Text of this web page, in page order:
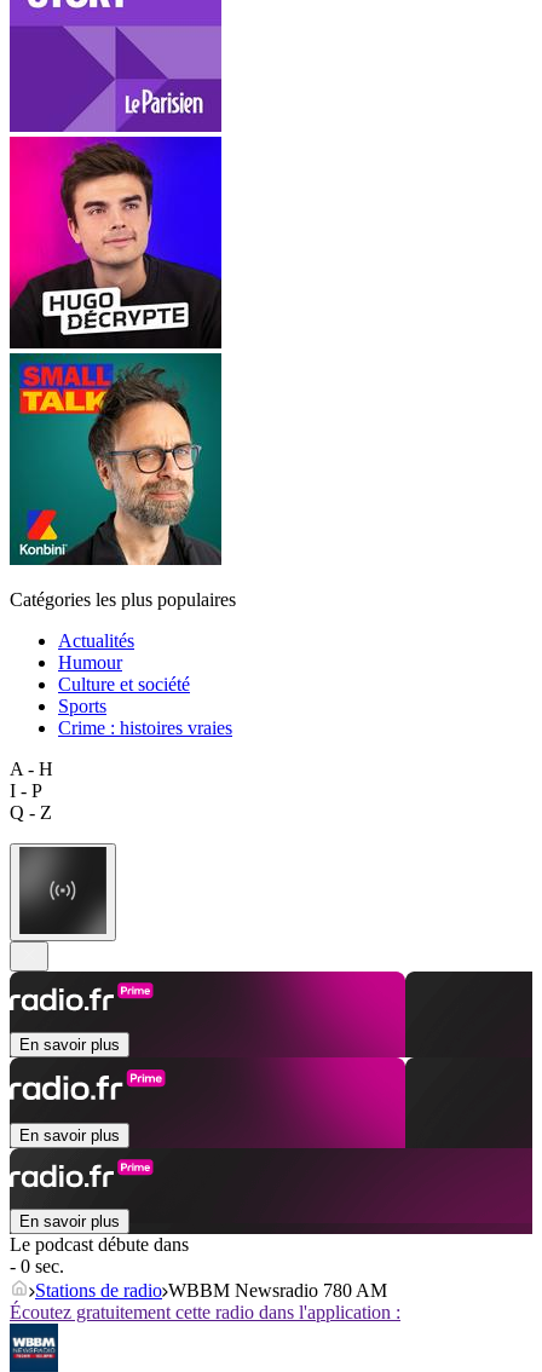
Catégories les plus populaires
Actualités
Humour
Culture et société
Sports
Crime : histoires vraies
A - H
I - P
Q - Z
En savoir plus
En savoir plus
En savoir plus
Le podcast débute dans
- 0 sec.
Stations de radio WBBM Newsradio 780 AM
Écoutez gratuitement cette radio dans l'application :